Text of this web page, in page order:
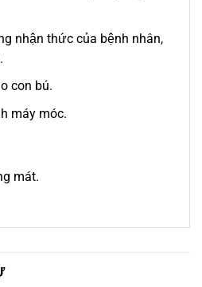
nhận thức của bệnh nhân,
con bú.
máy móc.
mát.